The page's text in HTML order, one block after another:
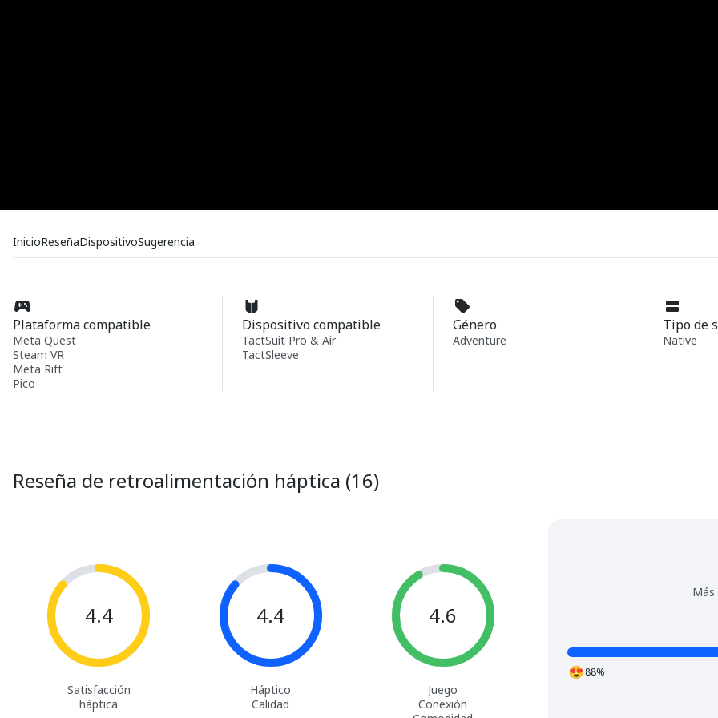
InicioReseñaDispositivoSugerencia
Plataforma compatible
Meta Quest
Steam VR
Meta Rift
Pico
Dispositivo compatible
TactSuit Pro & Air
TactSleeve
Género
Adventure
Tipo de
Native
Reseña de retroalimentación háptica (16)
4.4
Satisfacción
háptica
4.4
Háptico
Calidad
4.6
Juego
Conexión
Más
88%